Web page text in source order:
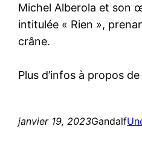
Michel Alberola et son
intitulée « Rien »,
crâne.
Plus d’infos à propos de
janvier 19, 2023Gandalf